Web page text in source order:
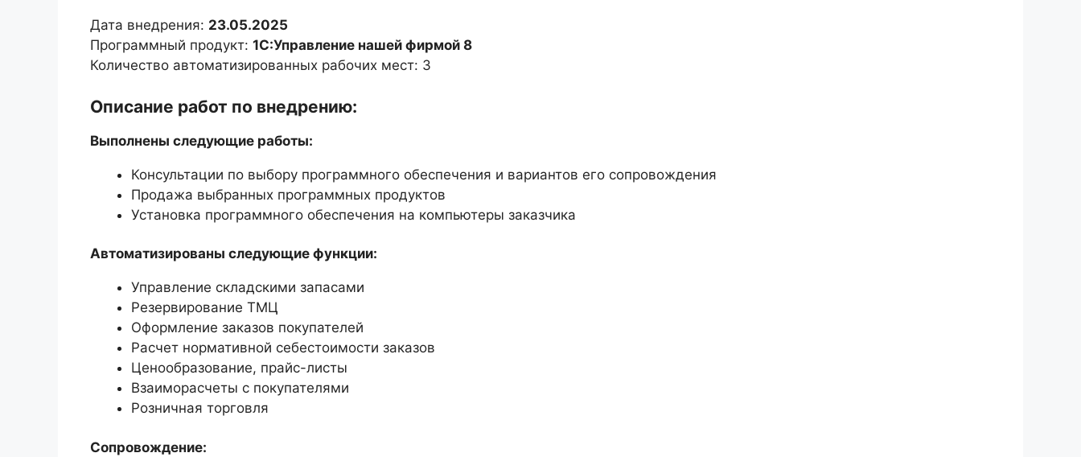
Дата внедрения: 23.05.2025
Программный продукт: 1С:Управление нашей фирмой 8
Количество автоматизированных рабочих мест: 3
Описание работ по внедрению:
Выполнены следующие работы:
Консультации по выбору программного обеспечения и вариантов его сопровождения
Продажа выбранных программных продуктов
Установка программного обеспечения на компьютеры заказчика
Автоматизированы следующие функции:
Управление складскими запасами
Резервирование ТМЦ
Оформление заказов покупателей
Расчет нормативной себестоимости заказов
Ценообразование, прайс-листы
Взаиморасчеты с покупателями
Розничная торговля
Сопровождение: